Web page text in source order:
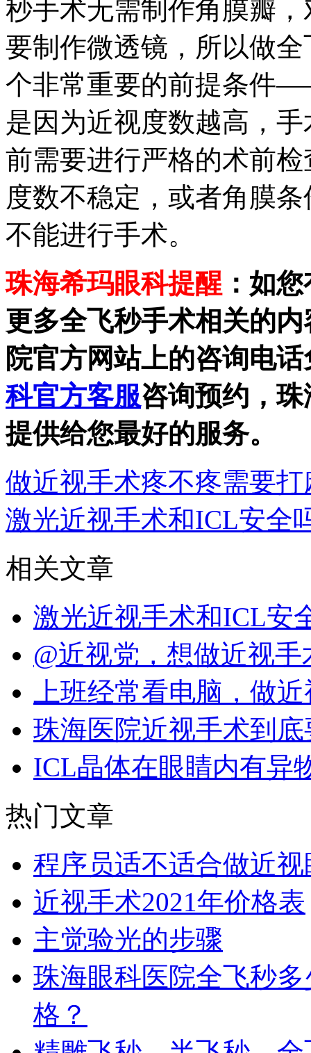
秒手术无需制作角膜瓣
要制作微透镜，所以做
个非常重要的前提条件
是因为近视度数越高，
前需要进行严格的术前
度数不稳定，或者角膜
不能进行手术。
珠海希玛眼科提醒 ：如
更多全飞秒手术相关的
院官方网站上的咨询电
科官方客服咨询预约，
提供给您最好的服务。
做近视手术疼不疼需要打
激光近视手术和ICL安全
相关文章
激光近视手术和ICL安
@近视党，想做近视
上班经常看电脑，做
珠海医院近视手术到
ICL晶体在眼睛内有异
热门文章
程序员适不适合做近视
近视手术2021年价格表
主觉验光的步骤
珠海眼科医院全飞秒
格？